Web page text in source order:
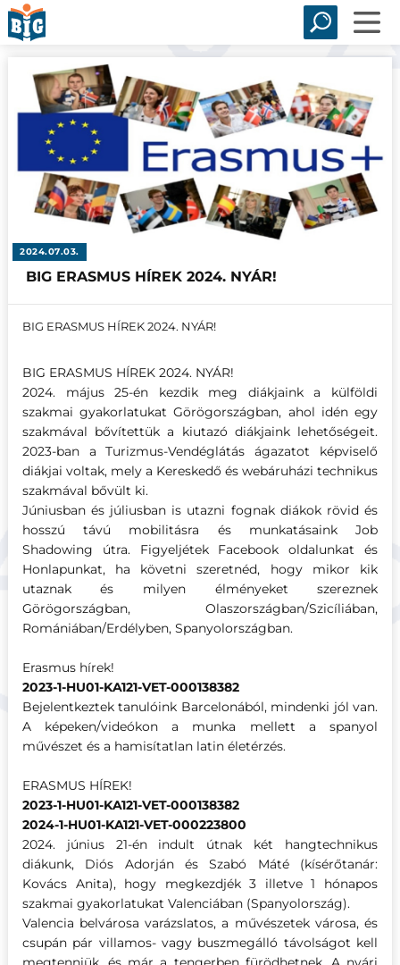
BIG ERASMUS HÍREK 2024. NYÁR!
2024.07.03.
BIG ERASMUS HÍREK 2024. NYÁR!
BIG ERASMUS HÍREK 2024. NYÁR!
2024. május 25-én kezdik meg diákjaink a külföldi
szakmai gyakorlatukat Görögországban, ahol idén egy
szakmával bővítettük a kiutazó diákjaink lehetőségeit.
2023-ban a Turizmus-Vendéglátás ágazatot képviselő
diákjai voltak, mely a Kereskedő és webáruházi technikus
szakmával bővült ki.
Júniusban és júliusban is utazni fognak diákok rövid és
hosszú távú mobilitásra és munkatásaink Job
Shadowing útra. Figyeljétek Facebook oldalunkat és
Honlapunkat, ha követni szeretnéd, hogy mikor kik
utaznak és milyen élményeket szereznek
Görögországban, Olaszországban/Szicíliában,
Romániában/Erdélyben, Spanyolországban.
Erasmus hírek!
2023-1-HU01-KA121-VET-000138382
Bejelentkeztek tanulóink Barcelonából, mindenki jól van.
A képeken/videókon a munka mellett a spanyol
művészet és a hamisítatlan latin életérzés.
ERASMUS HÍREK!
2023-1-HU01-KA121-VET-000138382
2024-1-HU01-KA121-VET-000223800
2024. június 21-én indult útnak két hangtechnikus
diákunk, Diós Adorján és Szabó Máté (kísérőtanár:
Kovács Anita), hogy megkezdjék 3 illetve 1 hónapos
szakmai gyakorlatukat Valenciában (Spanyolország).
Valencia belvárosa varázslatos, a művészetek városa, és
csupán pár villamos- vagy buszmegálló távolságot kell